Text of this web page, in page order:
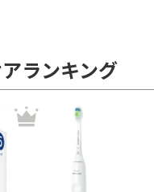
ランキング